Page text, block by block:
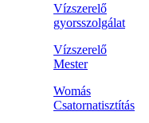
Vízszerelő
gyorsszolgálat
Vízszerelő
Mester
Womás
Csatornatisztítás